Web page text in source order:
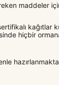
maddeler
kağıtlar
hiçbir